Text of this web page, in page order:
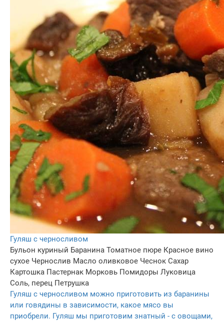
Гуляш с черносливом
Бульон куриный Баранина Томатное пюре Красное вино
сухое Чернослив Масло оливковое Чеснок Сахар
Картошка Пастернак Морковь Помидоры Луковица
Соль, перец Петрушка
Гуляш с черносливом можно приготовить из баранины
или говядины в зависимости, какое мясо вы
приобрели. Гуляш мы приготовим знатный - с овощами,